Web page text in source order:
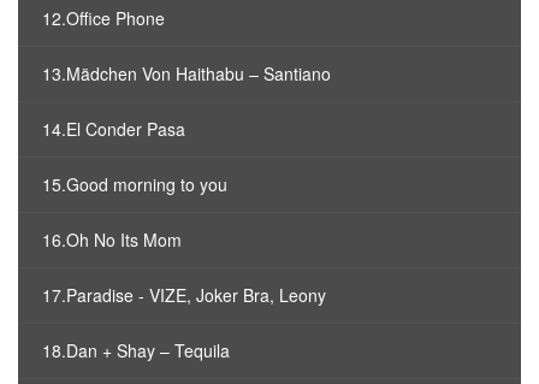
12.Office Phone
13.Mädchen Von Haithabu – Santiano
14.El Conder Pasa
15.Good morning to you
16.Oh No Its Mom
17.Paradise - VIZE, Joker Bra, Leony
18.Dan + Shay – Tequila